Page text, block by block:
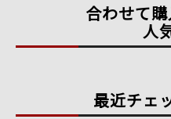
合わせて
人
最近チェ